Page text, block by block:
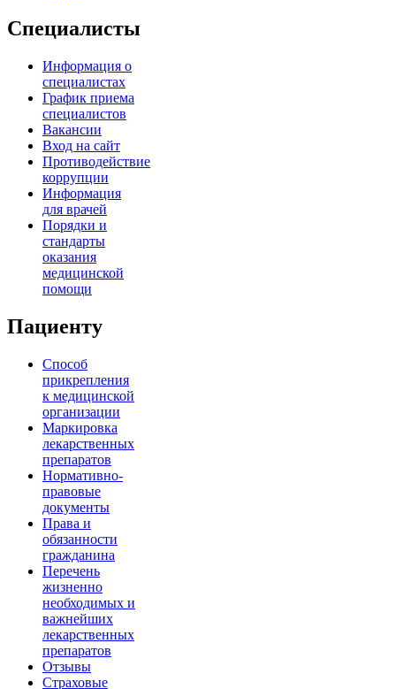
Специалисты
Информация о
специалистах
График приема
специалистов
Вакансии
Вход на сайт
Противодействие
коррупции
Информация
для врачей
Порядки и
стандарты
оказания
медицинской
помощи
Пациенту
Способ
прикрепления
к медицинской
организации
Маркировка
лекарственных
препаратов
Нормативно-
правовые
документы
Права и
обязанности
гражданина
Перечень
жизненно
необходимых и
важнейших
лекарственных
препаратов
Отзывы
Страховые